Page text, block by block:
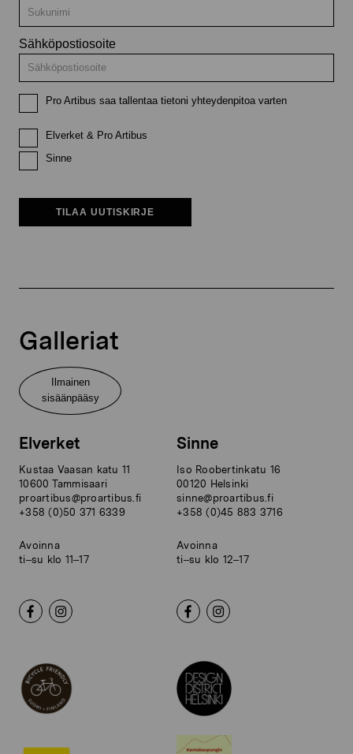
Sähköpostiosoite
Pro Artibus saa tallentaa tietoni yhteydenpitoa varten
Elverket & Pro Artibus
Sinne
TILAA UUTISKIRJE
Galleriat
Ilmainen
sisäänpääsy
Elverket
Kustaa Vaasan katu 11
10600 Tammisaari
proartibus@proartibus.fi
+358 (0)50 371 6339
Avoinna
ti–su klo 11–17
Sinne
Iso Roobertinkatu 16
00120 Helsinki
sinne@proartibus.fi
+358 (0)45 883 3716
Avoinna
ti–su klo 12–17